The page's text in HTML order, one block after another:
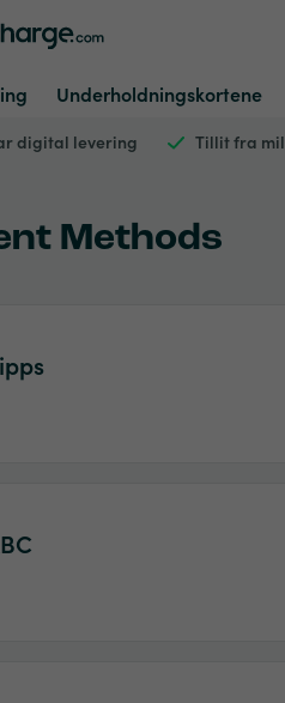
Underholdningskortene
digital levering Tillit fra
Methods